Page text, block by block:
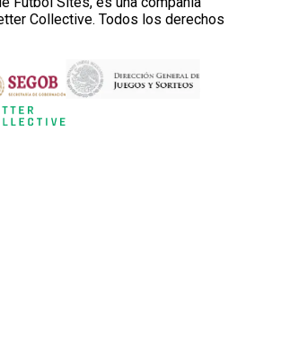
Collective. Todos los derechos